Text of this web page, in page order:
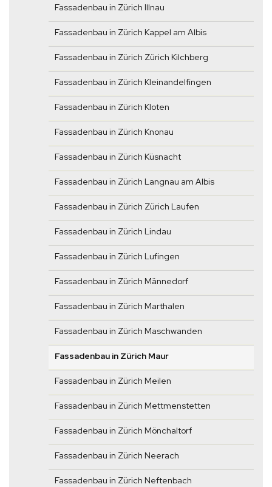
Fassadenbau in Zürich Illnau
Fassadenbau in Zürich Kappel am Albis
Fassadenbau in Zürich Zürich Kilchberg
Fassadenbau in Zürich Kleinandelfingen
Fassadenbau in Zürich Kloten
Fassadenbau in Zürich Knonau
Fassadenbau in Zürich Küsnacht
Fassadenbau in Zürich Langnau am Albis
Fassadenbau in Zürich Zürich Laufen
Fassadenbau in Zürich Lindau
Fassadenbau in Zürich Lufingen
Fassadenbau in Zürich Männedorf
Fassadenbau in Zürich Marthalen
Fassadenbau in Zürich Maschwanden
Fassadenbau in Zürich Maur
Fassadenbau in Zürich Meilen
Fassadenbau in Zürich Mettmenstetten
Fassadenbau in Zürich Mönchaltorf
Fassadenbau in Zürich Neerach
Fassadenbau in Zürich Neftenbach